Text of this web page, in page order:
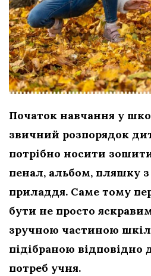
Початок навчання у
звичний розпорядок
потрібно носити
пенал, альбом, пляшку
приладдя. Саме тому
бути не просто
зручною частиною
підібраною відповідно
потреб учня.